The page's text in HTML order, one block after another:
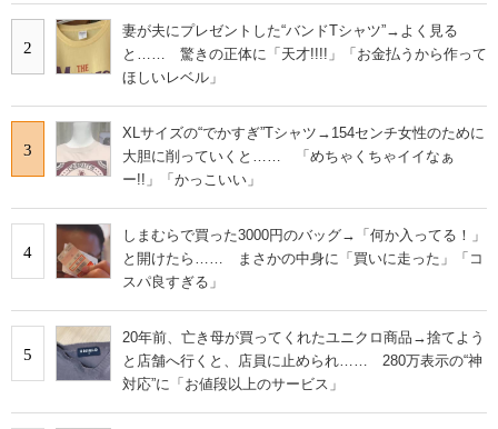
2
妻が夫にプレゼントした“バンドTシャツ”→よく見る
と…… 驚きの正体に「天才!!!!」「お金払うから作って
ほしいレベル」
3
XLサイズの“でかすぎ”Tシャツ→154センチ女性のために
大胆に削っていくと…… 「めちゃくちゃイイなぁ
ー!!」「かっこいい」
4
しまむらで買った3000円のバッグ→「何か入ってる！」
と開けたら…… まさかの中身に「買いに走った」「コ
スパ良すぎる」
5
20年前、亡き母が買ってくれたユニクロ商品→捨てよう
と店舗へ行くと、店員に止められ…… 280万表示の“神
対応”に「お値段以上のサービス」